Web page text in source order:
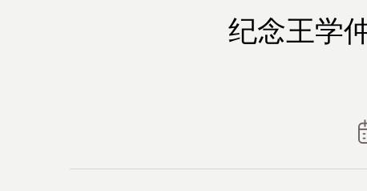
纪念王学